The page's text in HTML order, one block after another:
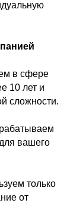
в сфере
10 лет и
сложности.
вашего
только
от